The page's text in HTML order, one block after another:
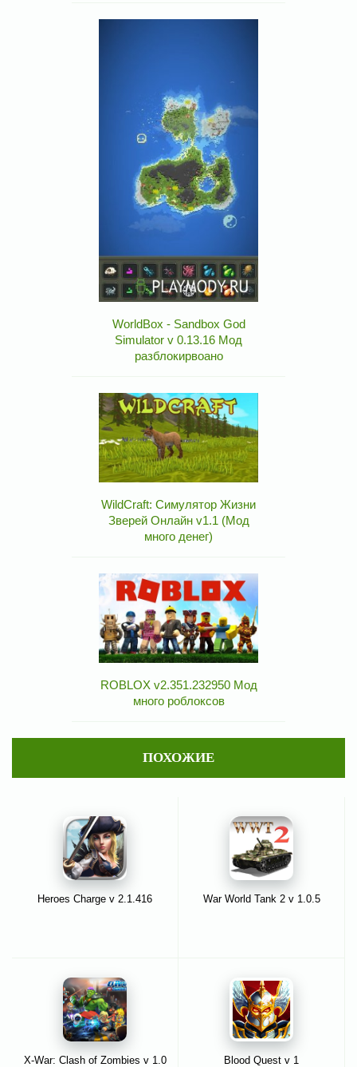
WorldBox - Sandbox God
Simulator v 0.13.16 Мод
разблокирвоано
WildCraft: Симулятор Жизни
Зверей Онлайн v1.1 (Мод
много денег)
ROBLOX v2.351.232950 Мод
много роблоксов
ПОХОЖИЕ
Heroes Charge v 2.1.416 War World Tank 2 v 1.0.5
X-War: Clash of Zombies v 1.0 Blood Quest v 1